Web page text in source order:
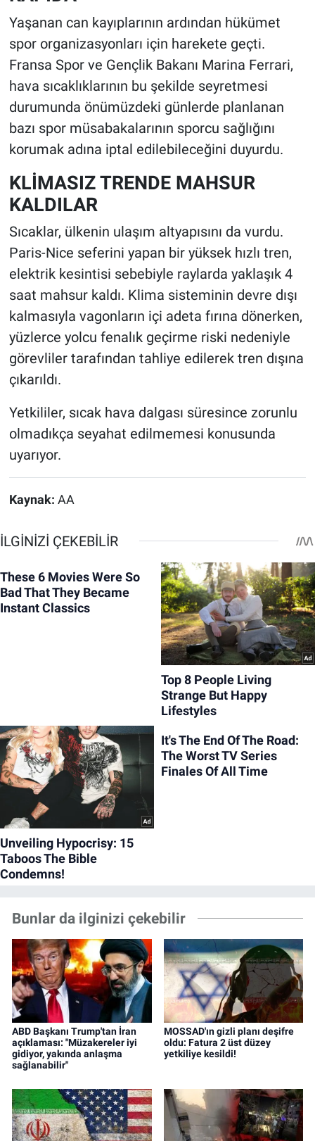
Yaşanan can kayıplarının ardından hükümet
spor organizasyonları için harekete geçti.
Fransa Spor ve Gençlik Bakanı Marina Ferrari,
hava sıcaklıklarının bu şekilde seyretmesi
durumunda önümüzdeki günlerde planlanan
bazı spor müsabakalarının sporcu sağlığını
korumak adına iptal edilebileceğini duyurdu.
KLİMASIZ TRENDE MAHSUR
KALDILAR
Sıcaklar, ülkenin ulaşım altyapısını da vurdu.
Paris-Nice seferini yapan bir yüksek hızlı tren,
elektrik kesintisi sebebiyle raylarda yaklaşık 4
saat mahsur kaldı. Klima sisteminin devre dışı
kalmasıyla vagonların içi adeta fırına dönerken,
yüzlerce yolcu fenalık geçirme riski nedeniyle
görevliler tarafından tahliye edilerek tren dışına
çıkarıldı.
Yetkililer, sıcak hava dalgası süresince zorunlu
olmadıkça seyahat edilmemesi konusunda
uyarıyor.
Kaynak: AA
Bunlar da ilginizi çekebilir
ABD Başkanı Trump'tan İran
açıklaması: "Müzakereler iyi
gidiyor, yakında anlaşma
sağlanabilir"
MOSSAD'ın gizli planı deşifre
oldu: Fatura 2 üst düzey
yetkiliye kesildi!